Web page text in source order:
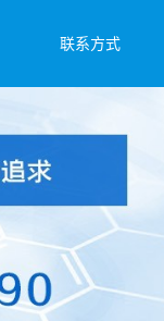
联系方式